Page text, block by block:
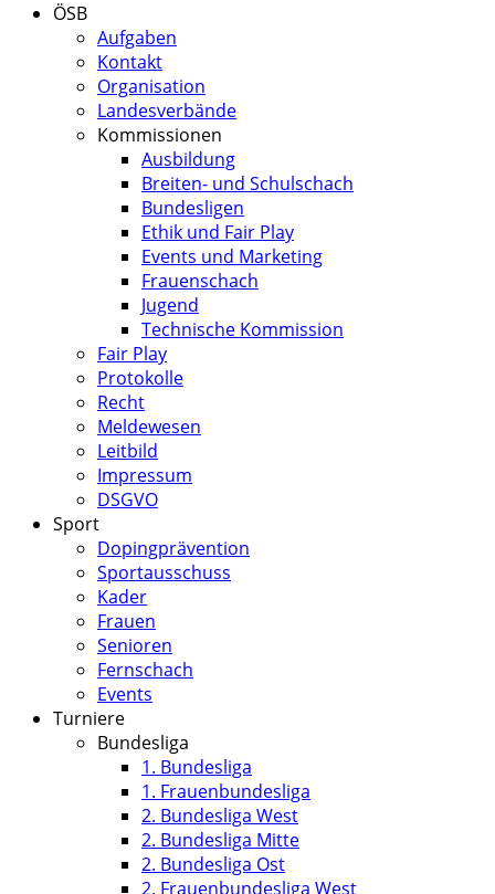
ÖSB
Aufgaben
Kontakt
Organisation
Landesverbände
Kommissionen
Ausbildung
Breiten- und Schulschach
Bundesligen
Ethik und Fair Play
Events und Marketing
Frauenschach
Jugend
Technische Kommission
Fair Play
Protokolle
Recht
Meldewesen
Leitbild
Impressum
DSGVO
Sport
Dopingprävention
Sportausschuss
Kader
Frauen
Senioren
Fernschach
Events
Turniere
Bundesliga
1. Bundesliga
1. Frauenbundesliga
2. Bundesliga West
2. Bundesliga Mitte
2. Bundesliga Ost
2. Frauenbundesliga West